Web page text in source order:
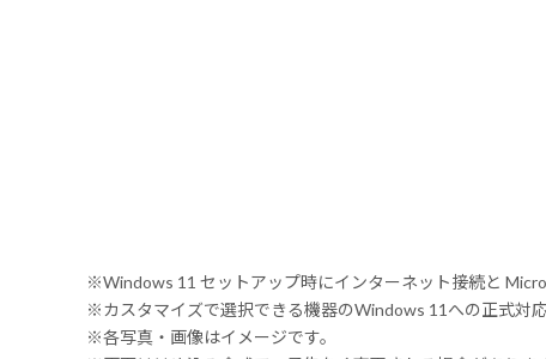
※Windows 11 セットアップ時にインターネット接続と
※カスタマイズで選択できる機器のWindows 11への正式対
※各写真・画像はイメージです。